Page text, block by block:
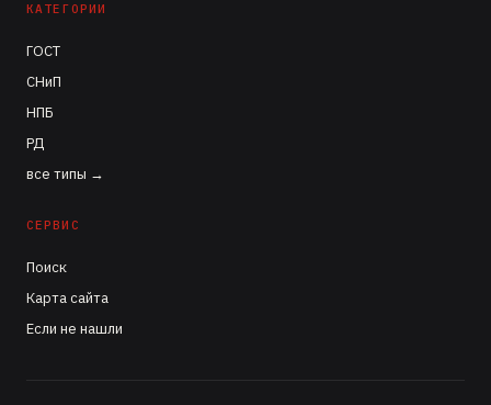
КАТЕГОРИИ
ГОСТ
СНиП
НПБ
РД
все типы →
СЕРВИС
Поиск
Карта сайта
Если не нашли